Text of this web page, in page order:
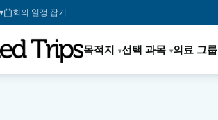
회의 일정 잡기
목적지 선택 과목 의료 그룹